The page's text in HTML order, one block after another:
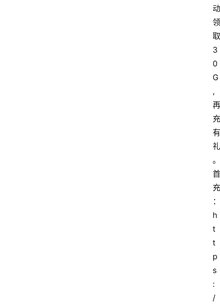
动
领
取
3
0
G
,
再
充
有
礼
。
首
充
：
h
t
t
p
s
:
/